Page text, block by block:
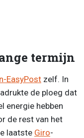
termijn
EasyPost zelf. In
de ploeg dat
energie hebben
de rest van het
laatste Giro-